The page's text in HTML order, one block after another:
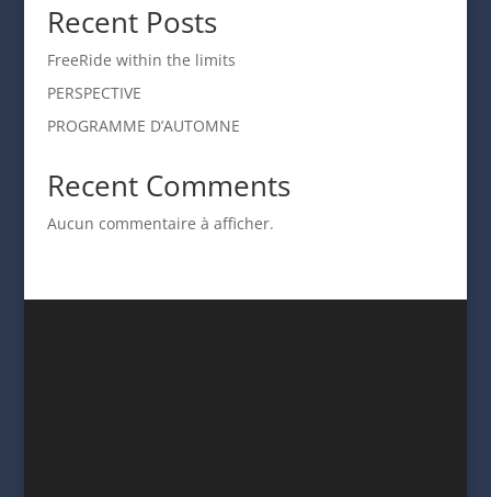
Recent Posts
FreeRide within the limits
PERSPECTIVE
PROGRAMME D’AUTOMNE
Recent Comments
Aucun commentaire à afficher.